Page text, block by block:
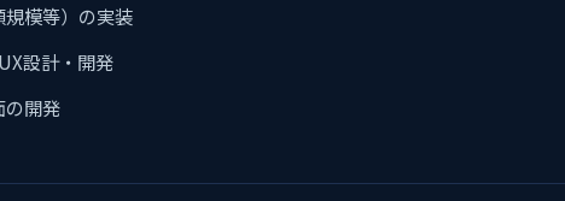
模等）の実装
設計・開発
の開発